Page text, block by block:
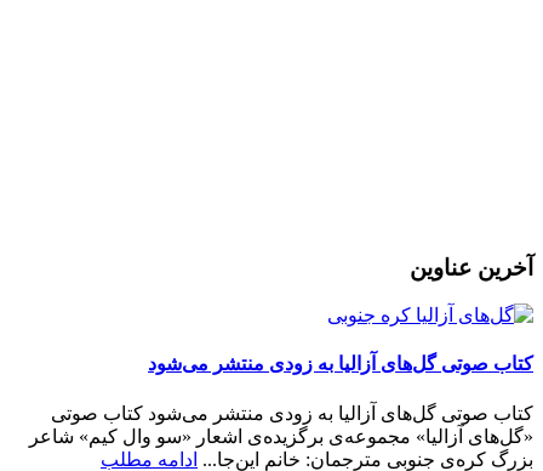
آخرین عناوین
کتاب صوتی گل‌های آزالیا به زودی منتشر می‌شود
کتاب صوتی گل‌های آزالیا به زودی منتشر می‌شود کتاب صوتی
«گل‌های آزالیا» مجموعه‌ی برگزیده‌ی اشعار «سو وال کیم» شاعر
بزرگ کره‌ی جنوبی مترجمان: خانم این‌جا... ادامه مطلب